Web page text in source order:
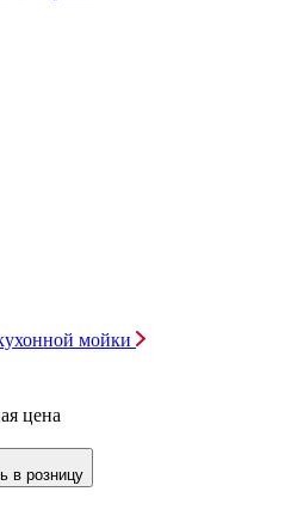
мойки
цена
в розницу